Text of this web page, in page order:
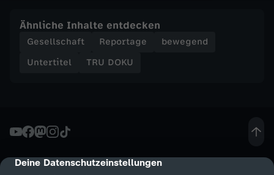
cmp-dialog-description
Deine Datenschutzeinstellungen
c
i
c
Ähnliche Inhalte entdecken
Gesellschaft Reportage
bewegend
Untertitel
TRU DOKU